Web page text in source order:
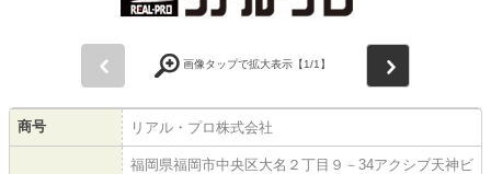
画像タップで拡大表示【1/1】
商号 リアル・プロ株式会社
福岡県福岡市中央区大名２丁目９－34アクシブ天神ビ